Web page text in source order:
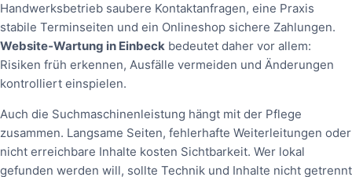
Handwerksbetrieb saubere Kontaktanfragen, eine Praxis
stabile Terminseiten und ein Onlineshop sichere Zahlungen.
Website‑Wartung in Einbeck bedeutet daher vor allem:
Risiken früh erkennen, Ausfälle vermeiden und Änderungen
kontrolliert einspielen.
Auch die Suchmaschinenleistung hängt mit der Pflege
zusammen. Langsame Seiten, fehlerhafte Weiterleitungen oder
nicht erreichbare Inhalte kosten Sichtbarkeit. Wer lokal
gefunden werden will, sollte Technik und Inhalte nicht getrennt